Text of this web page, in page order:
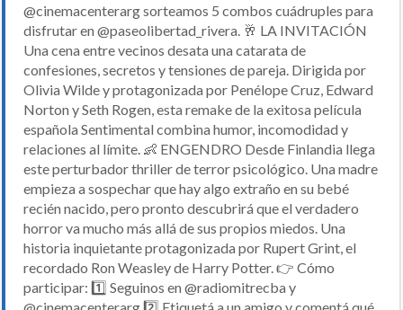
@cinemacenterarg sorteamos 5 combos cuádruples para
disfrutar en @paseolibertad_rivera. 🥂 LA INVITACIÓN
Una cena entre vecinos desata una catarata de
confesiones, secretos y tensiones de pareja. Dirigida por
Olivia Wilde y protagonizada por Penélope Cruz, Edward
Norton y Seth Rogen, esta remake de la exitosa película
española Sentimental combina humor, incomodidad y
relaciones al límite. 👶 ENGENDRO Desde Finlandia llega
este perturbador thriller de terror psicológico. Una madre
empieza a sospechar que hay algo extraño en su bebé
recién nacido, pero pronto descubrirá que el verdadero
horror va mucho más allá de sus propios miedos. Una
historia inquietante protagonizada por Rupert Grint, el
recordado Ron Weasley de Harry Potter. 👉 Cómo
participar: 1️⃣ Seguinos en @radiomitrecba y